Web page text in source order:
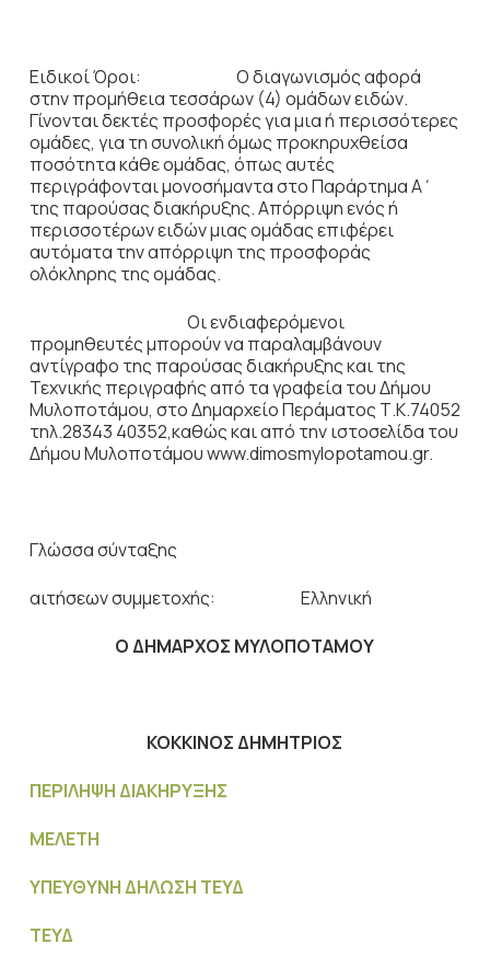
Ειδικοί Όροι: Ο διαγωνισμός αφορά
στην προμήθεια τεσσάρων (4) ομάδων ειδών.
Γίνονται δεκτές προσφορές για μια ή περισσότερες
ομάδες, για τη συνολική όμως προκηρυχθείσα
ποσότητα κάθε ομάδας, όπως αυτές
περιγράφονται μονοσήμαντα στο Παράρτημα Α΄
της παρούσας διακήρυξης. Απόρριψη ενός ή
περισσοτέρων ειδών μιας ομάδας επιφέρει
αυτόματα την απόρριψη της προσφοράς
ολόκληρης της ομάδας.
Οι ενδιαφερόμενοι
προμηθευτές μπορούν να παραλαμβάνουν
αντίγραφο της παρούσας διακήρυξης και της
Τεχνικής περιγραφής από τα γραφεία του Δήμου
Μυλοποτάμου, στο Δημαρχείο Περάματος Τ.Κ.74052
τηλ.28343 40352,καθώς και από την ιστοσελίδα του
Δήμου Μυλοποτάμου www.dimosmylopotamou.gr.
Γλώσσα σύνταξης
αιτήσεων συμμετοχής: Ελληνική
Ο ΔΗΜΑΡΧΟΣ ΜΥΛΟΠΟΤΑΜΟΥ
ΚΟΚΚΙΝΟΣ ΔΗΜΗΤΡΙΟΣ
ΠΕΡΙΛΗΨΗ ΔΙΑΚΗΡΥΞΗΣ
ΜΕΛΕΤΗ
ΥΠΕΥΘΥΝΗ ΔΗΛΩΣΗ ΤΕΥΔ
ΤΕΥΔ